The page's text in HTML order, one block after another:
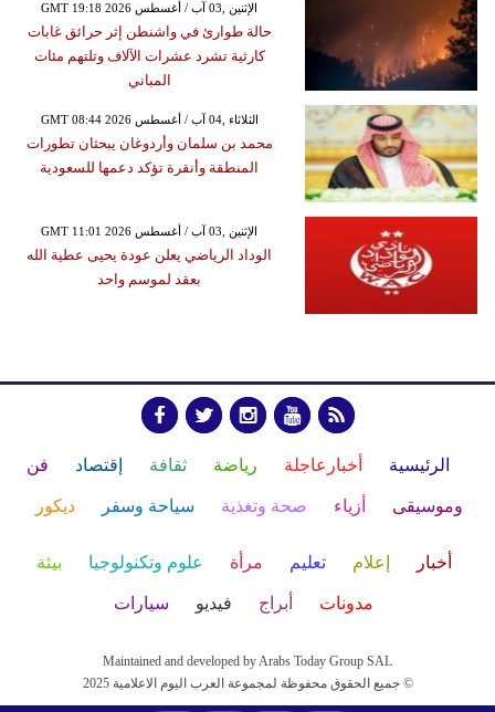
GMT 19:18 2026 الإثنين ,03 آب / أغسطس
حالة طوارئ في واشنطن إثر حرائق غابات
كارثية تشرد عشرات الآلاف وتلتهم مئات
المباني
GMT 08:44 2026 الثلاثاء ,04 آب / أغسطس
محمد بن سلمان وأردوغان يبحثان تطورات
المنطقة وأنقرة تؤكد دعمها للسعودية
GMT 11:01 2026 الإثنين ,03 آب / أغسطس
الوداد الرياضي يعلن عودة يحيى عطية الله
بعقد لموسم واحد
الرئيسية أخبارعاجلة رياضة ثقافة إقتصاد فن
وموسيقى أزياء صحة وتغذية سياحة وسفر ديكور
أخبار إعلام تعليم مرأة علوم وتكنولوجيا بيئة
مدونات أبراج فيديو سيارات
Maintained and developed by Arabs Today Group SAL
جميع الحقوق محفوظة لمجموعة العرب اليوم الاعلامية 2025 ©